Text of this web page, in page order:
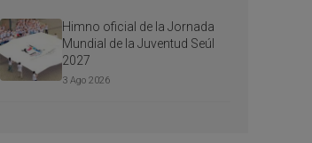
Himno oficial de la Jornada
Mundial de la Juventud Seúl
2027
3 Ago 2026